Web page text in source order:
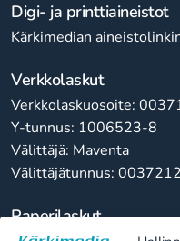
Digi- ja printtiaineistot
Kärkimedian
Verkkolaskut
Verkkolaskuosoite:
Y-tunnus: 1006523-8
Välittäjä: Maventa
Välittäjätunnus:
Paperilaskut